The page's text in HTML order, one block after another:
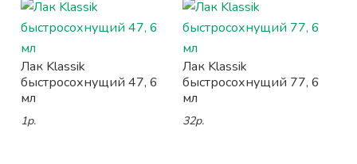
Лак Klassik
быстросохнущий 47, 6
мл
1р.
Лак Klassik
быстросохнущий 77, 6
мл
32р.